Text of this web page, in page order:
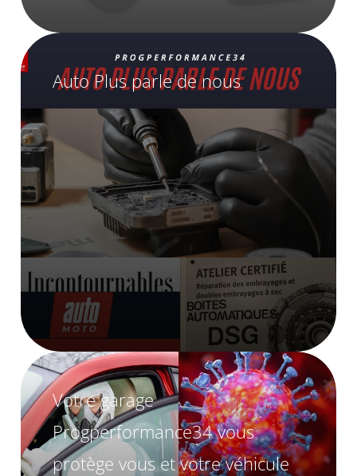
Auto Plus parle de nous
Votre garage
Progperformance34 vous
protège vous et votre véhicule